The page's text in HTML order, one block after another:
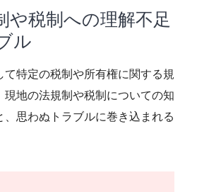
や税制への理解不足
ル
て特定の税制や所有権に関する規
現地の法規制や税制についての知
、思わぬトラブルに巻き込まれる